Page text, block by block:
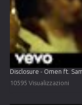
Disclosure - Omen ft.
10595 Visualizzazioni